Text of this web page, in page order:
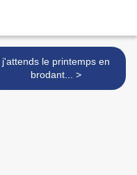
j'attends le printemps en
brodant... >